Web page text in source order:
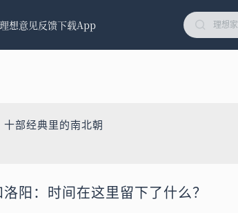
想意见反馈下载App
部经典里的南北朝
阳：时间在这里留下了什么？